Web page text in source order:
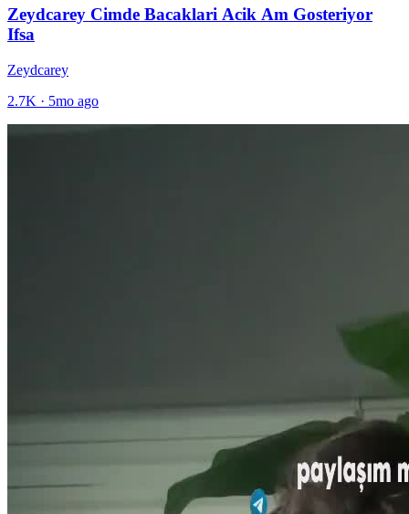
Zeydcarey Cimde Bacaklari Acik Am Gosteriyor
Ifsa
Zeydcarey
2.7K · 5mo ago